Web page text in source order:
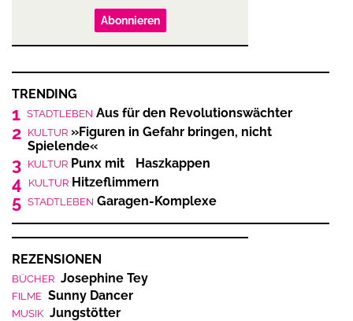
Abonnieren
TRENDING
1 STADTLEBEN Aus für den Revolutionswächter
2 KULTUR »Figuren in Gefahr bringen, nicht
Spielende«
3 KULTUR Punx mit Haszkappen
4 KULTUR Hitzeflimmern
5 STADTLEBEN Garagen-Komplexe
REZENSIONEN
BÜCHER Josephine Tey
FILME Sunny Dancer
MUSIK Jungstötter